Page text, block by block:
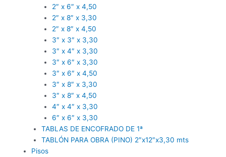
2″ x 6″ x 4,50
2″ x 8″ x 3,30
2″ x 8″ x 4,50
3″ x 3″ x 3,30
3″ x 4″ x 3,30
3″ x 6″ x 3,30
3″ x 6″ x 4,50
3″ x 8″ x 3,30
3″ x 8″ x 4,50
4″ x 4″ x 3,30
6″ x 6″ x 3,30
TABLAS DE ENCOFRADO DE 1ª
TABLÓN PARA OBRA (PINO) 2″x12″x3,30 mts
Pisos